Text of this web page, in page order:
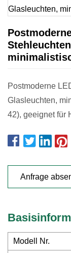
Postmoderne
Glasleuchten,
42), geeignet für
Anfrage
Modell Nr.